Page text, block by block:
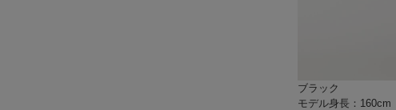
ブラック
モデル身長：160cm
モデル身長：160cm
モデル身長：160cm
モデル身長：160cm